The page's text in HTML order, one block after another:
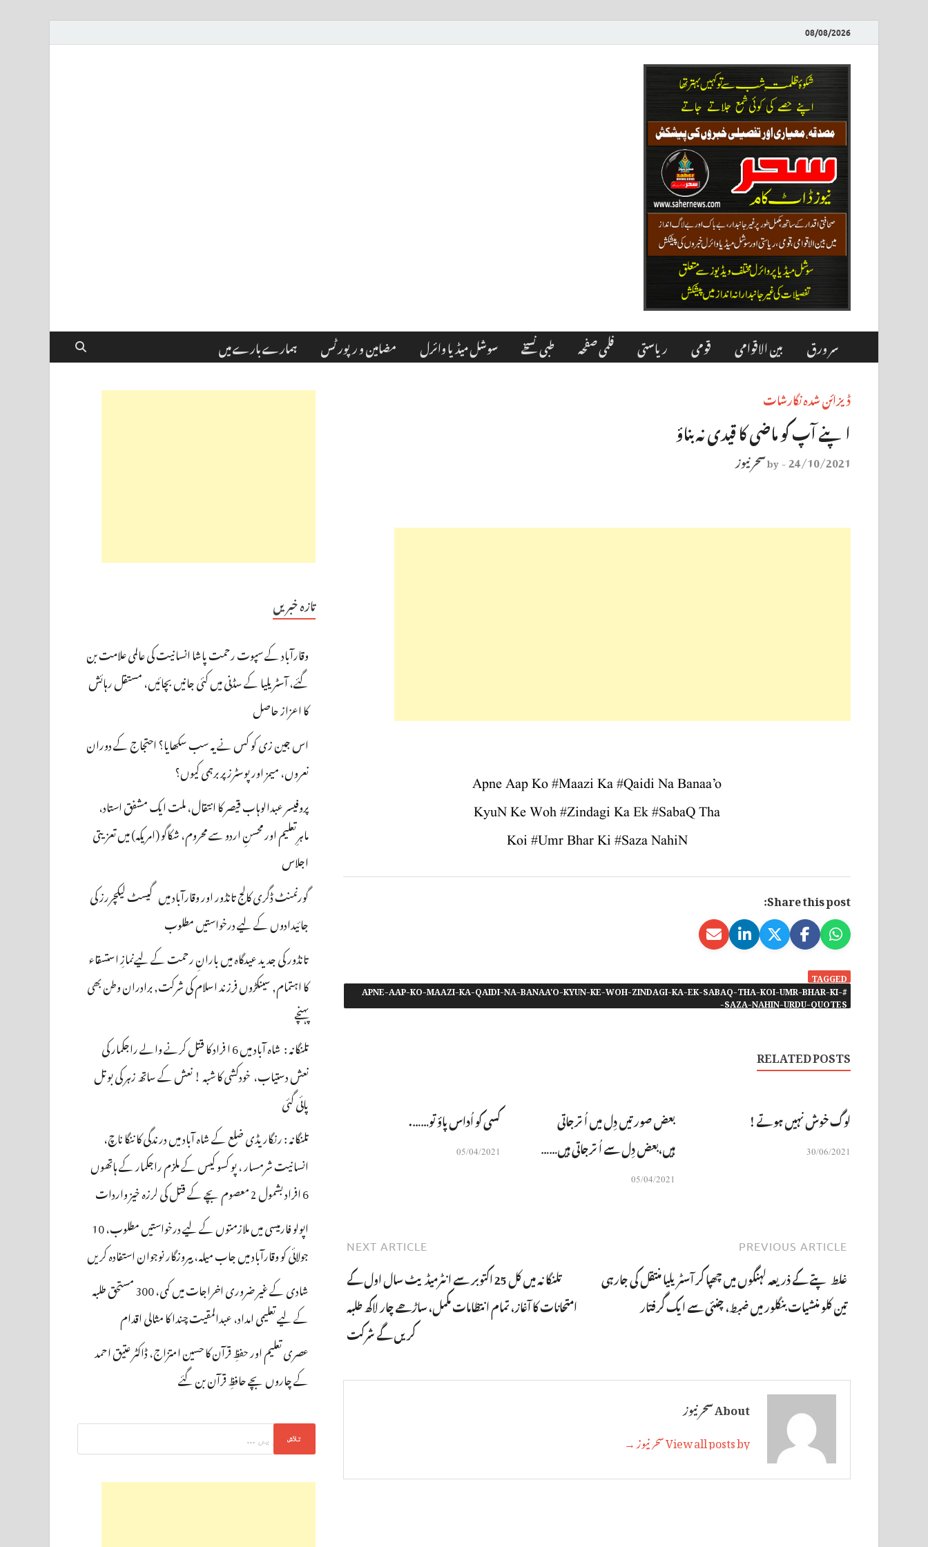
08/08/2026
سر ورق بین الاقوامی قومی ریاستی فلمی صفحہ طبی نسخے سوشل میڈیا وائرل مضامین و رپورٹس
ہمارے بارے میں
ڈیزائن شدہ نگارشات
اپنے آپ کو ماضی کا قیدی نہ بناؤ
24/10/2021
-
byسحر نیوز
Apne Aap Ko #Maazi Ka #Qaidi Na Banaa’o
KyuN Ke Woh #Zindagi Ka Ek #SabaQ Tha
Koi #Umr Bhar Ki #Saza NahiN
Share this post:
TAGGED
#APNE-AAP-KO-MAAZI-KA-QAIDI-NA-BANAA'O-KYUN-KE-WOH-ZINDAGI-KA-EK-SABAQ-THA-KOI-UMR-BHAR-KI-
SAZA-NAHIN-URDU-QUOTES-
RELATED POSTS
لوگ خوش نہیں ہوتے !
30/06/2021
بعض صورتیں دِل میں اُترجاتی
ہیں،بعض دِل سے اُترجاتی ہیں……
05/04/2021
کسی کو اُداس پاؤ تو…….
05/04/2021
PREVIOUS ARTICLE
غلط پتے کے ذریعہ لہنگوں میں چھپا کر آسٹریلیا منتقل کی جارہی
تین کلو منشیات بنگلور میں ضبط، چنئی سے ایک گرفتار
NEXT ARTICLE
تلنگانہ میں کل 25 اکتوبر سے انٹرمیڈیٹ سال اول کے
امتحانات کا آغاز، تمام انتظامات مکمل، ساڑھے چار لاکھ طلبہ
کریں گے شرکت
About سحر نیوز
View all posts by سحر نیوز →
تازہ خبریں
وقارآباد کے سپوت رحمت پاشا انسانیت کی عالمی علامت بن
گئے، آسٹریلیا کے سڈنی میں کئی جانیں بچائیں، مستقل رہائش
کا اعزاز حاصل
اس جین زی کو کس نے یہ سب سکھایا؟ احتجاج کے دوران
نعروں، میمز اور پوسٹرز پر برہمی کیوں؟
پروفیسر عبدالوہاب قیصر کا انتقال، ملت ایک مشفق استاد،
ماہرِتعلیم اور محسنِ اردو سے محروم، شکاگو (امریکہ) میں تعزیتی
اجلاس
گورنمنٹ ڈگری کالج تانڈور اور وقارآباد میں گیسٹ لیکچررز کی
جائیدادوں کے لیے درخواستیں مطلوب
تانڈور کی جدید عیدگاہ میں بارانِ رحمت کے لیےنمازِ استسقاء
کا اہتمام, سینکڑوں فرزند اسلام کی شرکت, برادران وطن بھی
پہنچے
تلنگانہ : شاہ آباد میں 6 ا فراد کا قتل کرنے والے راجکمار کی
نعش دستیاب، خودکشی کا شبہ ! نعش کے ساتھ زہر کی بوتل
پائی گئی
تلنگانہ : رنگاریڈی ضلع کے شاہ آباد میں درندگی کا ننگا ناچ،
انسانیت شرمسار ، پو کسو کیس کے ملزم راجکمار کے ہاتھوں
6 افراد بشمول 2 معصوم بچے کے قتل کی لرزہ خیز واردات
اپولو فارمیسی میں ملازمتوں کے لیے درخواستیں مطلوب، 10
جولائی کو وقارآباد میں جاب میلہ، بیروزگار نوجوان استفادہ کریں
شادی کے غیر ضروری اخراجات میں کمی، 300 مستحق طلبہ
کے لیے تعلیمی امداد، عبدالمقیت چندا کا مثالی اقدام
عصری تعلیم اور حفظِ قرآن کا حسین امتزاج، ڈاکٹر عتیق احمد
کے چاروں بچے حافظِ قرآن بن گئے